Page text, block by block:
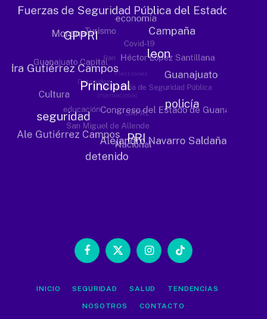
Facebook
X
InstagramTikTok
INICIO SEGURIDAD SALUD TENDENCIAS
NOSOTROS CONTACTO